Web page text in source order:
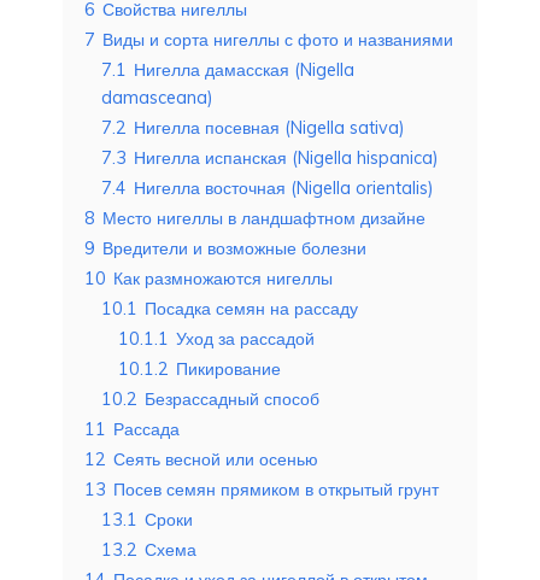
6 Свойства нигеллы
7 Виды и сорта нигеллы с фото и названиями
7.1 Нигелла дамасская (Nigella
damasceana)
7.2 Нигелла посевная (Nigella sativa)
7.3 Нигелла испанская (Nigella hispanica)
7.4 Нигелла восточная (Nigella orientalis)
8 Место нигеллы в ландшафтном дизайне
9 Вредители и возможные болезни
10 Как размножаются нигеллы
10.1 Посадка семян на рассаду
10.1.1 Уход за рассадой
10.1.2 Пикирование
10.2 Безрассадный способ
11 Рассада
12 Сеять весной или осенью
13 Посев семян прямиком в открытый грунт
13.1 Сроки
13.2 Схема